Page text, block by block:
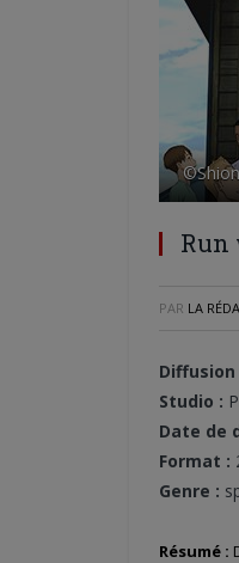
PAR LA
Diffusion
Studio :
Date de
Format :
Genre :
Résumé :